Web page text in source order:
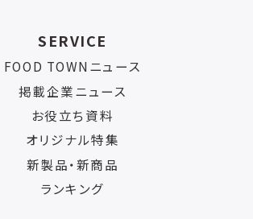
SERVICE
FOOD TOWNニュース
掲載企業ニュース
お役立ち資料
オリジナル特集
新製品・新商品
ランキング